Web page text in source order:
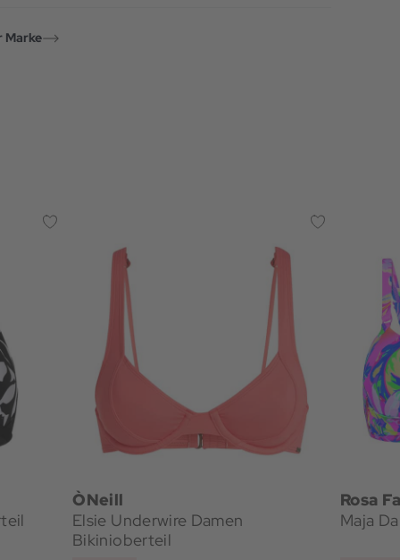
Marke
O`Neill
Elsie Underwire Damen
Bikinioberteil
Rosa
Maja